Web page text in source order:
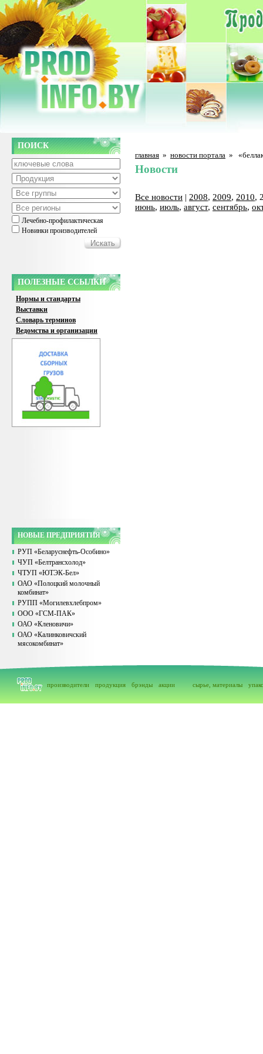
ПОИСК
Лечебно-профилактическая
Новинки производителей
ПОЛЕЗНЫЕ ССЫЛКИ
Нормы и стандарты
Выставки
Словарь терминов
Ведомства и организации
НОВЫЕ ПРЕДПРИЯТИЯ
РУП «Беларуснефть-Особино»
ЧУП «Белтрансхолод»
ЧТУП «ЮТЭК-Бел»
ОАО «Полоцкий молочный
комбинат»
РУПП «Могилевхлебпром»
ООО «ГСМ-ПАК»
ОАО «Кленовичи»
ОАО «Калинковичский
мясокомбинат»
главная » новости портала »
Новости
Все новости | 2008, 2009, 2010,
июнь, июль, август, сентябрь,
производители продукция брэнды акции сырье, материалы